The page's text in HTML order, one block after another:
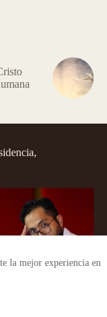
la mejor experiencia en